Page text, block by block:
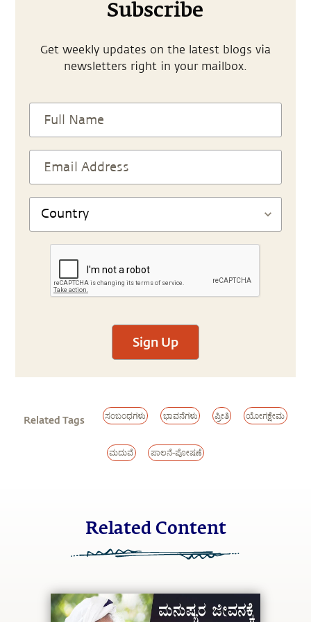
Subscribe
Get weekly updates on the latest blogs via
newsletters right in your mailbox.
Sign Up
Related Tags ಸಂಬಂಧಗಳು ಭಾವನೆಗಳು ಪ್ರೀತಿ ಯೋಗಕ್ಷೇಮ
ಮದುವೆ ಪಾಲನೆ-ಪೋಷಣೆ
Related Content